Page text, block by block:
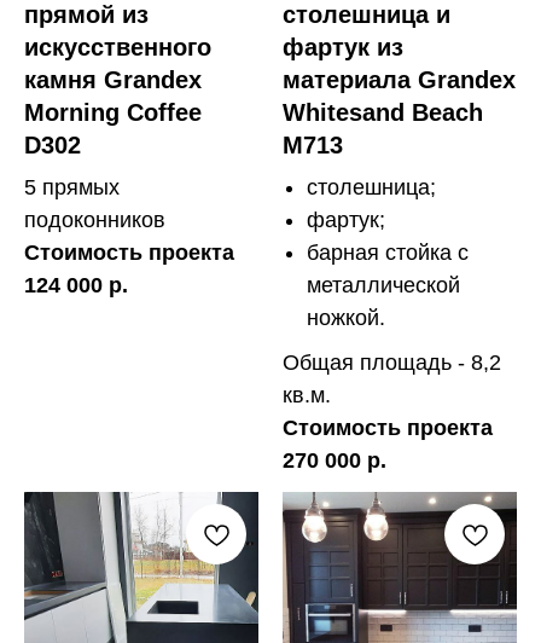
прямой из
искусственного
камня Grandex
Morning Coffee
D302
5 прямых
подоконников
Стоимость проекта
124 000 р.
столешница и
фартук из
материала Grandex
Whitesand Beach
M713
столешница;
фартук;
барная стойка с
металлической
ножкой.
Общая площадь - 8,2
кв.м.
Стоимость проекта
270 000 р.